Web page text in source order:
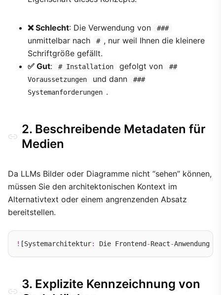
❌ Schlecht: Die Verwendung von ###
unmittelbar nach # , nur weil Ihnen die kleinere
Schriftgröße gefällt.
✅ Gut: # Installation gefolgt von
##
Voraussetzungen
und dann
###
Systemanforderungen .
2. Beschreibende Metadaten für
Medien
Da LLMs Bilder oder Diagramme nicht “sehen” können,
müssen Sie den architektonischen Kontext im
Alternativtext oder einem angrenzenden Absatz
bereitstellen.
! [Systemarchitektur: Die Frontend -React-Anwendung
3. Explizite Kennzeichnung von